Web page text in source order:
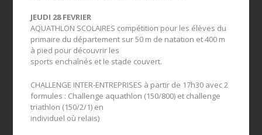
JEUDI 28 FEVRIER
AQUATHLON SCOLAIRES compétition pour les élèves du
primaire du département sur 50 m de natation et 400 m
à pied pour découvrir les
sports enchaînés et le stade couvert.
CHALLENGE INTER-ENTREPRISES à partir de 17h30 avec 2
formules : Challenge aquathlon (150/800) et challenge
triathlon (150/2/1) en
individuel où relais)